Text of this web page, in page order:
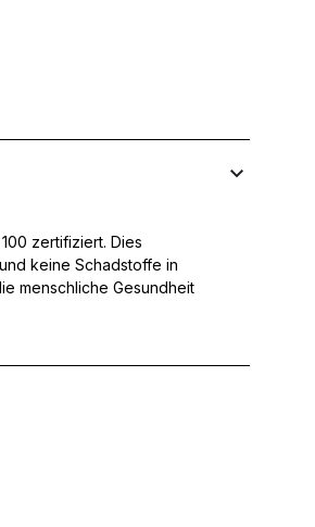
zertifiziert. Dies
keine Schadstoffe in
menschliche Gesundheit
Anzeigen zu personalisieren, um
Außerdem geben wir
Medien, Werbung und Analysen weiter.
Sie ihnen bereitgestellt haben oder die
um die grundlegenden Funktionen
zum Beispiel Ihre bevorzugte Sprache